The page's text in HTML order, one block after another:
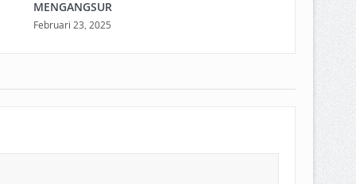
MENGANGSUR
Februari 23, 2025